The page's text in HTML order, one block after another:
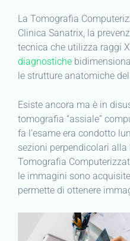
La Tomografia
Clinica Sanatrix, la
tecnica che utilizza raggi
diagnostiche
le strutture anatomiche
Esiste ancora ma è in
tomografia “assiale”
fa l’esame era condotto
sezioni perpendicolari
Tomografia
le immagini sono
permette di ottenere